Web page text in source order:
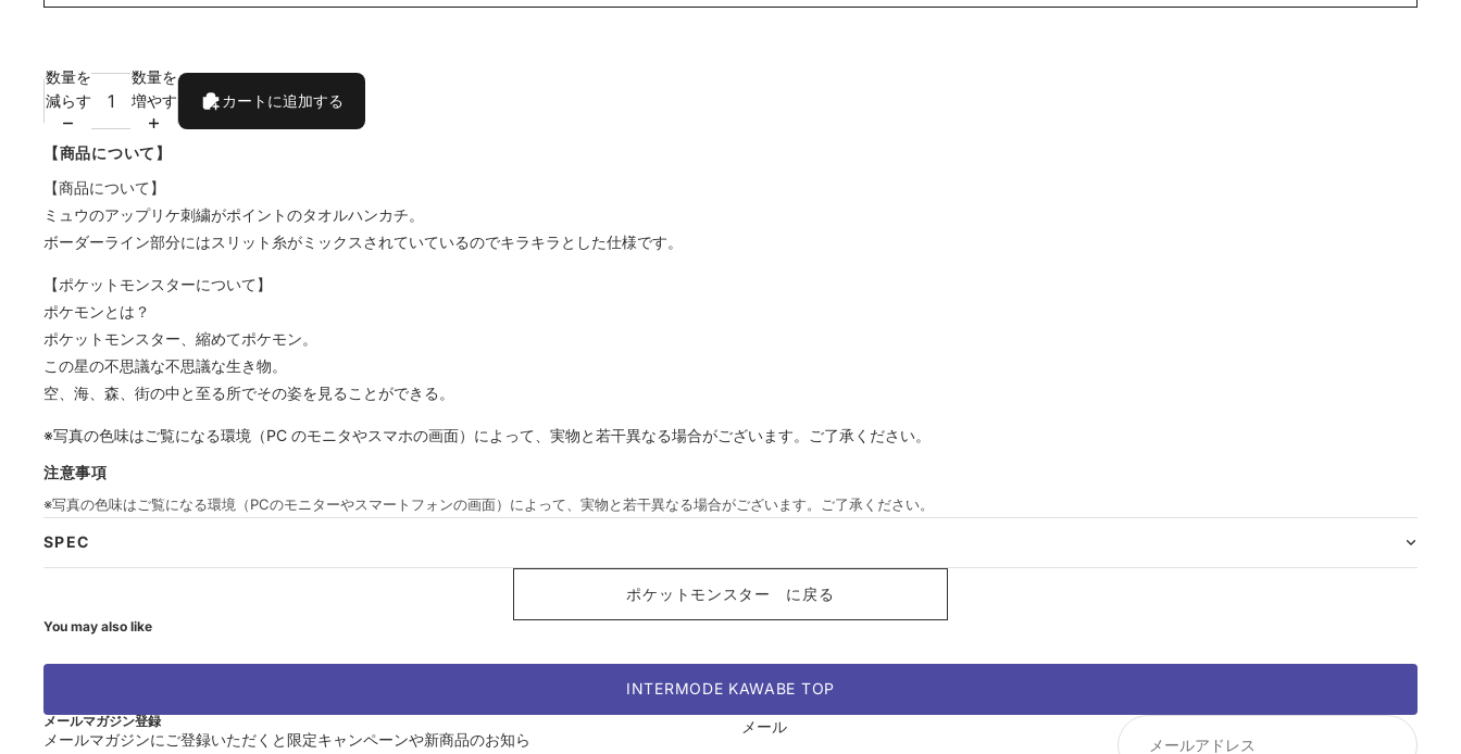
か？
希
ま
す
か
数量を
減らす
数量を
増やす
カートに追加する
【商品について】
【商品について】
ミュウのアップリケ刺繍がポイントのタオルハンカチ。
ボーダーライン部分にはスリット糸がミックスされていているのでキラキラとした仕様です。
【ポケットモンスターについて】
ポケモンとは？
ポケットモンスター、縮めてポケモン。
この星の不思議な不思議な生き物。
空、海、森、街の中と至る所でその姿を見ることができる。
※写真の色味はご覧になる環境（PC のモニタやスマホの画面）によって、実物と若干異なる場合がございます。ご了承ください。
注意事項
※写真の色味はご覧になる環境（PCのモニターやスマートフォンの画面）によって、実物と若干異なる場合がございます。ご了承ください。
SPEC
ポケットモンスター に戻る
You may also like
INTERMODE KAWABE TOP
メールマガジン登録
メールマガジンにご登録いただくと限定キャンペーンや新商品のお知ら
メール
返金ポリシー
プライバシーポリシー